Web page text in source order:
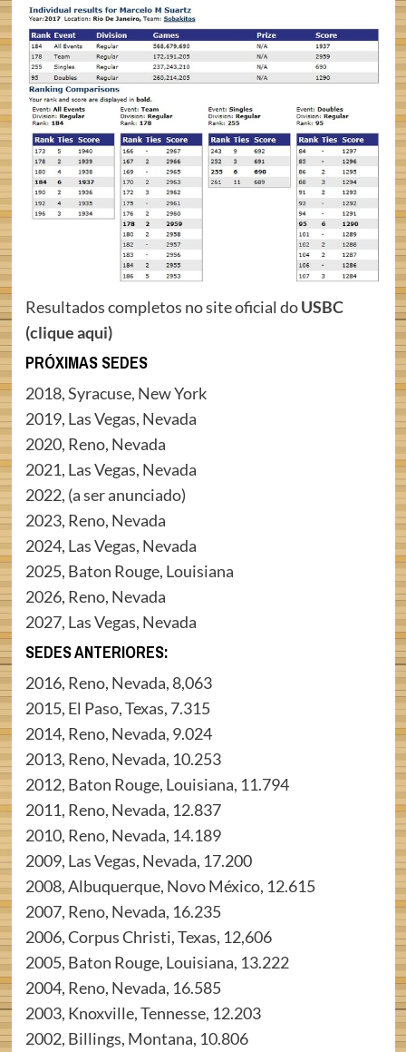
Resultados completos no site oficial doUSBC
(clique aqui)
PRÓXIMAS SEDES
2018, Syracuse, New York
2019, Las Vegas, Nevada
2020, Reno, Nevada
2021, Las Vegas, Nevada
2022, (a ser anunciado)
2023, Reno, Nevada
2024, Las Vegas, Nevada
2025, Baton Rouge, Louisiana
2026, Reno, Nevada
2027, Las Vegas, Nevada
SEDES ANTERIORES:
2016, Reno, Nevada, 8,063
2015, El Paso, Texas, 7.315
2014, Reno, Nevada, 9.024
2013, Reno, Nevada, 10.253
2012, Baton Rouge, Louisiana, 11.794
2011, Reno, Nevada, 12.837
2010, Reno, Nevada, 14.189
2009, Las Vegas, Nevada, 17.200
2008, Albuquerque, Novo México, 12.615
2007, Reno, Nevada, 16.235
2006, Corpus Christi, Texas, 12,606
2005, Baton Rouge, Louisiana, 13.222
2004, Reno, Nevada, 16.585
2003, Knoxville, Tennesse, 12.203
2002, Billings, Montana, 10.806